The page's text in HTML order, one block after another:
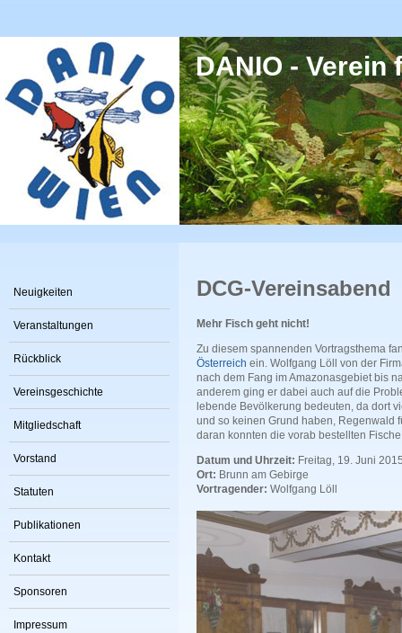
DANIO -
Neuigkeiten
Veranstaltungen
Rückblick
Vereinsgeschichte
Mitgliedschaft
Vorstand
Statuten
Publikationen
Kontakt
Sponsoren
Impressum
DCG-Vereinsabend
Mehr Fisch geht nicht!
Zu diesem spannenden Vortragsthema
Österreich ein. Wolfgang Löll von der
nach dem Fang im Amazonasgebiet bis
anderem ging er dabei auch auf die
lebende Bevölkerung bedeuten, da dort
und so keinen Grund haben, Regenwald
daran konnten die vorab bestellten
Datum und Uhrzeit: Freitag, 19. Juni
Ort: Brunn am Gebirge
Vortragender: Wolfgang Löll